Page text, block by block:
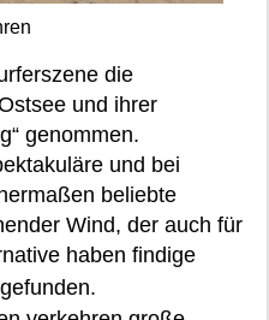
die
und ihrer
genommen.
und bei
beliebte
Wind, der auch für
haben findige
gefunden.